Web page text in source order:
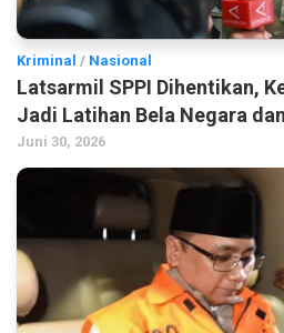
Kriminal / Nasional
Latsarmil SPPI Dihentikan,
Jadi Latihan Bela Negara
Juni 30, 2026